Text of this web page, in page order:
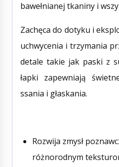
bawełnianej tkaniny i
Zachęca do dotyku i
uchwycenia i trzymania
detale takie jak paski z
łapki zapewniają
ssania i głaskania.
Rozwija zmysł
różnorodnym